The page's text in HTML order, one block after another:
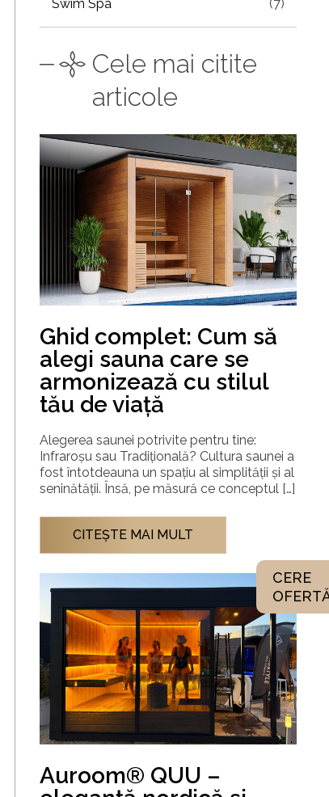
Swim Spa (7)
Cele mai citite
articole
Ghid complet: Cum să
alegi sauna care se
armonizează cu stilul
tău de viață
Alegerea saunei potrivite pentru tine:
Infraroșu sau Tradițională? Cultura saunei a
fost întotdeauna un spațiu al simplității și al
seninătății. Însă, pe măsură ce conceptul […]
CITEŞTE MAI MULT
Auroom® QUU –
CERE